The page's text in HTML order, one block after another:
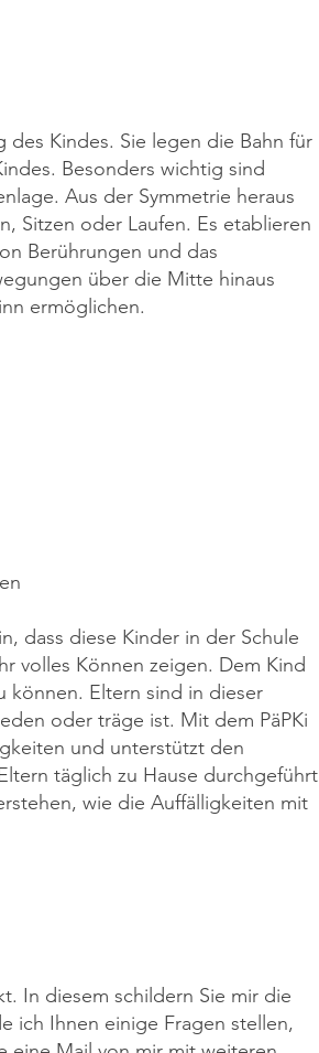
Kindes. Sie legen die Bahn für
Besonders wichtig sind
Aus der Symmetrie heraus
Sitzen oder Laufen. Es etablieren
Berührungen und das
über die Mitte hinaus
ermöglichen.
dass diese Kinder in der Schule
volles Können zeigen. Dem Kind
können. Eltern sind in dieser
oder träge ist. Mit dem PäPKi
und unterstützt den
täglich zu Hause durchgeführt
wie die Auffälligkeiten mit
In diesem schildern Sie mir die
ich Ihnen einige Fragen stellen,